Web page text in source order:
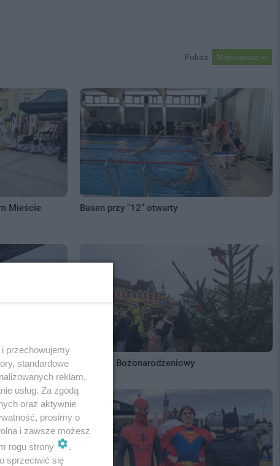
Pokaż: Najnowsze
Mieście Basen przy "12" otwarty
Jarmark Bożonarodzeniowy
przechowujemy
standardowe
reklam,
usług. Za zgodą
oraz aktywnie
prosimy o
i zawsze możesz
rogu strony
.
sprzeciwić się